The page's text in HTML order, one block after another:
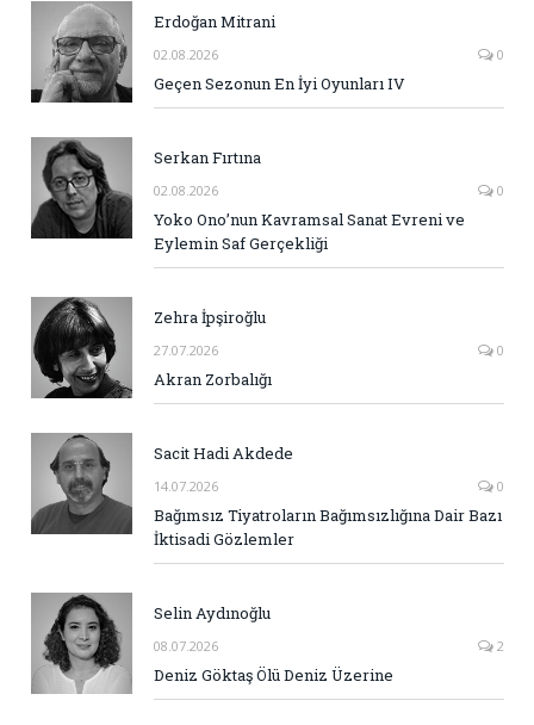
Erdoğan Mitrani
02.08.2026 0
Geçen Sezonun En İyi Oyunları IV
Serkan Fırtına
02.08.2026 0
Yoko Ono’nun Kavramsal Sanat Evreni ve
Eylemin Saf Gerçekliği
Zehra İpşiroğlu
27.07.2026 0
Akran Zorbalığı
Sacit Hadi Akdede
14.07.2026 0
Bağımsız Tiyatroların Bağımsızlığına Dair Bazı
İktisadi Gözlemler
Selin Aydınoğlu
08.07.2026 2
Deniz Göktaş Ölü Deniz Üzerine